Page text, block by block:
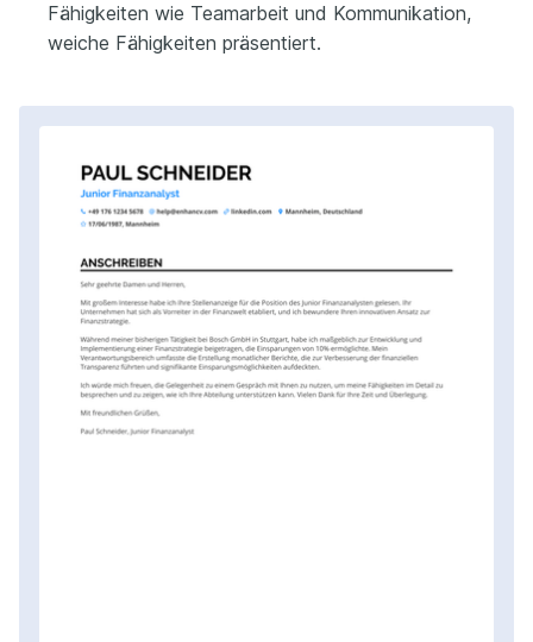
Fähigkeiten wie Teamarbeit und Kommunikation,
weiche Fähigkeiten präsentiert.